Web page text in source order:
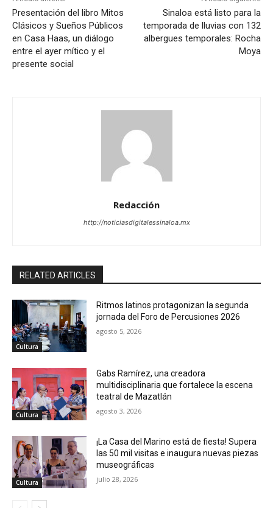
Presentación del libro Mitos
Clásicos y Sueños Públicos
en Casa Haas, un diálogo
entre el ayer mítico y el
presente social
Sinaloa está listo para la
temporada de lluvias con 132
albergues temporales: Rocha
Moya
Redacción
http://noticiasdigitalessinaloa.mx
RELATED ARTICLES
Cultura
Ritmos latinos protagonizan la segunda
jornada del Foro de Percusiones 2026
agosto 5, 2026
Cultura
Gabs Ramírez, una creadora
multidisciplinaria que fortalece la escena
teatral de Mazatlán
agosto 3, 2026
Cultura
¡La Casa del Marino está de fiesta! Supera
las 50 mil visitas e inaugura nuevas piezas
museográficas
julio 28, 2026